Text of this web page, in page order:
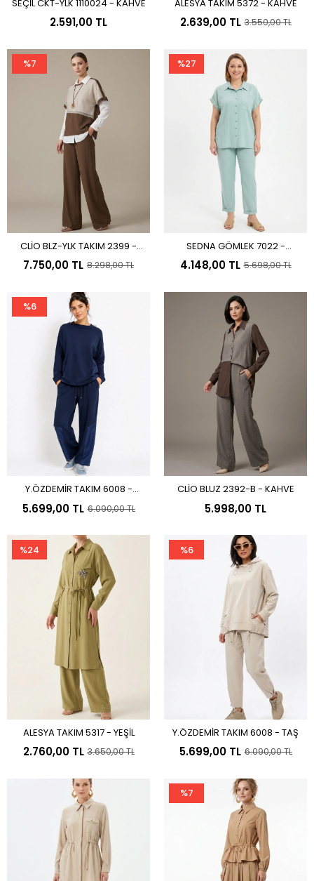
Sepete Ekle
SEÇİL CKT-YLK 1110024 - KAHVE
2.591,00 TL
Sepete Ekle
ALESYA TAKIM 5372 - KAHVE
2.639,00 TL 3.550,00 TL
%7
Sepete Ekle
CLİO BLZ-YLK TAKIM 2399 -
KAHVE
7.750,00 TL 8.298,00 TL
%27
Sepete Ekle
SEDNA GÖMLEK 7022 -
PANTOLON 7215 MİNT YEŞİLİ
4.148,00 TL 5.698,00 TL
%6
Sepete Ekle
Y.ÖZDEMİR TAKIM 6008 -
LACİVERT
5.699,00 TL 6.090,00 TL
Sepete Ekle
CLİO BLUZ 2392-B - KAHVE
5.998,00 TL
%24
Sepete Ekle
ALESYA TAKIM 5317 - YEŞİL
2.760,00 TL 3.650,00 TL
%6
Sepete Ekle
Y.ÖZDEMİR TAKIM 6008 - TAŞ
5.699,00 TL 6.090,00 TL
%7